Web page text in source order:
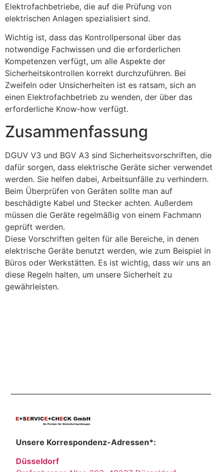
Elektrofachbetriebe, die auf die Prüfung von
elektrischen Anlagen spezialisiert sind.
Wichtig ist, dass das Kontrollpersonal über das
notwendige Fachwissen und die erforderlichen
Kompetenzen verfügt, um alle Aspekte der
Sicherheitskontrollen korrekt durchzuführen. Bei
Zweifeln oder Unsicherheiten ist es ratsam, sich an
einen Elektrofachbetrieb zu wenden, der über das
erforderliche Know-how verfügt.
Zusammenfassung
DGUV V3 und BGV A3 sind Sicherheitsvorschriften, die
dafür sorgen, dass elektrische Geräte sicher verwendet
werden. Sie helfen dabei, Arbeitsunfälle zu verhindern.
Beim Überprüfen von Geräten sollte man auf
beschädigte Kabel und Stecker achten. Außerdem
müssen die Geräte regelmäßig von einem Fachmann
geprüft werden.
Diese Vorschriften gelten für alle Bereiche, in denen
elektrische Geräte benutzt werden, wie zum Beispiel in
Büros oder Werkstätten. Es ist wichtig, dass wir uns an
diese Regeln halten, um unsere Sicherheit zu
gewährleisten.
Unsere Korrespondenz-Adressen*:
Düsseldorf